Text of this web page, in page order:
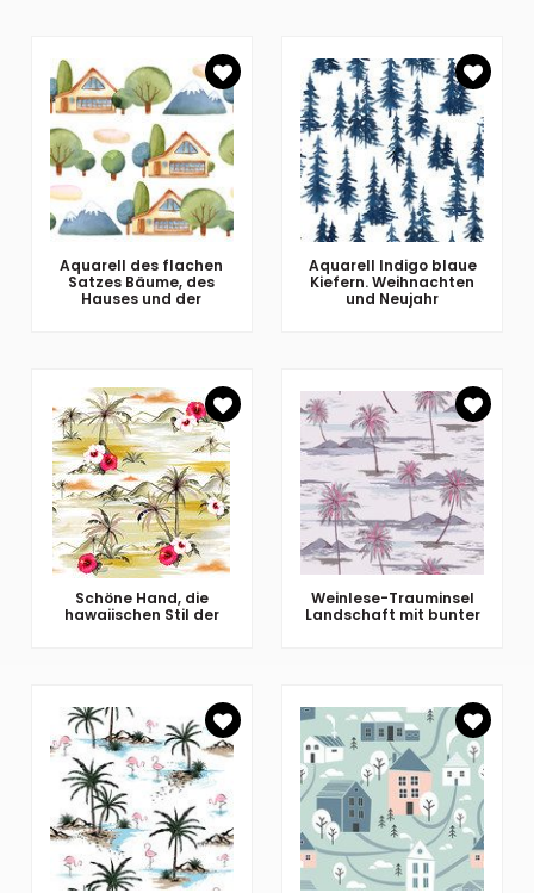
Aquarell des flachen
Satzes Bäume, des
Hauses und der
Aquarell Indigo blaue
Kiefern. Weihnachten
und Neujahr
Schöne Hand, die
hawaiischen Stil der
Weinlese-Trauminsel
Landschaft mit bunter